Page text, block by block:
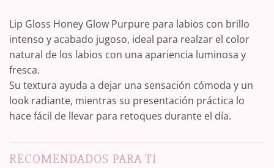
Lip Gloss Honey Glow Purpure para labios con brillo
intenso y acabado jugoso, ideal para realzar el color
natural de los labios con una apariencia luminosa y
fresca.
Su textura ayuda a dejar una sensación cómoda y un
look radiante, mientras su presentación práctica lo
hace fácil de llevar para retoques durante el día.
RECOMENDADOS PARA TI